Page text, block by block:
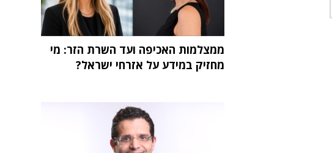
ממצלמות האכיפה ועד השרת הזר: מי
מחזיק במידע על אזרחי ישראל?